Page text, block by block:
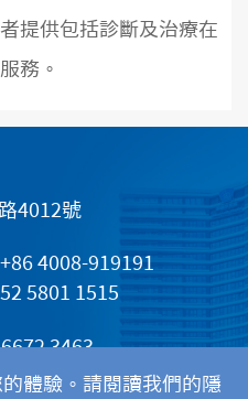
體驗。請閱讀我們的隱
提供包括診斷及治療在
務。
4012號
4008-919191
5801 1515
3463